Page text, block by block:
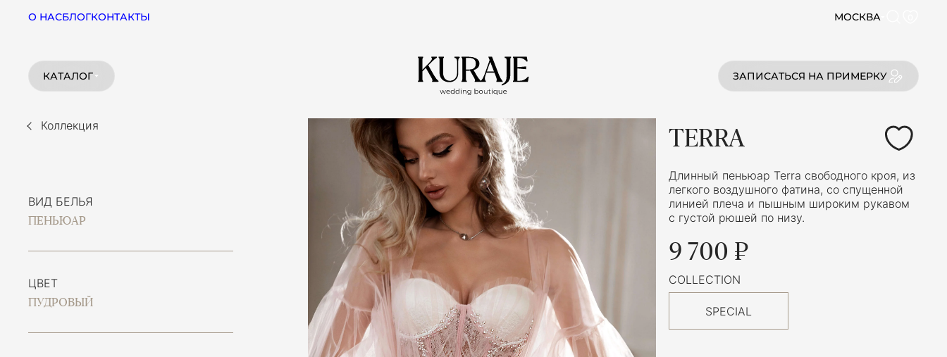
О НАСБЛОГКОНТАКТЫ МОСКВА
КАТАЛОГ ЗАПИСАТЬСЯ НА ПРИМЕРКУ
Коллекция
ВИД БЕЛЬЯ
ПЕНЬЮАР
ЦВЕТ
ПУДРОВЫЙ
TERRA
Длинный пеньюар Terra свободного кроя, из
легкого воздушного фатина, со спущенной
линией плеча и пышным широким рукавом
с густой рюшей по низу.
9 700 ₽
COLLECTION
SPECIAL